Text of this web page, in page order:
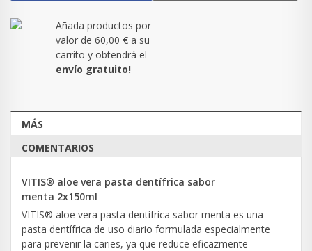
Añada productos por
valor de 60,00 € a su
carrito y obtendrá el
envío gratuito!
MÁS
COMENTARIOS
VITIS® aloe vera pasta dentífrica sabor
menta 2x150ml
VITIS® aloe vera pasta dentífrica sabor menta es una
pasta dentífrica de uso diario formulada especialmente
para prevenir la caries, ya que reduce eficazmente